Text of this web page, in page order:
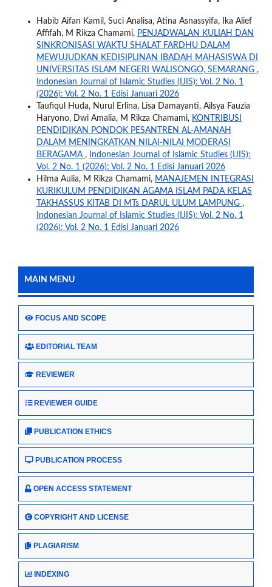
Habib Aifan Kamil, Suci Analisa, Atina Asnassyifa, Ika Alief
Affifah, M Rikza Chamami, PENJADWALAN KULIAH DAN
SINKRONISASI WAKTU SHALAT FARDHU DALAM
MEWUJUDKAN KEDISIPLINAN IBADAH MAHASISWA DI
UNIVERSITAS ISLAM NEGERI WALISONGO, SEMARANG ,
Indonesian Journal of Islamic Studies (IJIS): Vol. 2 No. 1
(2026): Vol. 2 No. 1 Edisi Januari 2026
Taufiqul Huda, Nurul Erlina, Lisa Damayanti, Ailsya Fauzia
Haryono, Dwi Amalia, M Rikza Chamami, KONTRIBUSI
PENDIDIKAN PONDOK PESANTREN AL-AMANAH
DALAM MENINGKATKAN NILAI-NILAI MODERASI
BERAGAMA ,
Indonesian Journal of Islamic Studies (IJIS):
Vol. 2 No. 1 (2026): Vol. 2 No. 1 Edisi Januari 2026
Hilma Aulia, M Rikza Chamami, MANAJEMEN INTEGRASI
KURIKULUM PENDIDIKAN AGAMA ISLAM PADA KELAS
TAKHASSUS KITAB DI MTs DARUL ULUM LAMPUNG ,
Indonesian Journal of Islamic Studies (IJIS): Vol. 2 No. 1
(2026): Vol. 2 No. 1 Edisi Januari 2026
MAIN MENU
FOCUS AND SCOPE
EDITORIAL TEAM
REVIEWER
REVIEWER GUIDE
PUBLICATION ETHICS
PUBLICATION PROCESS
OPEN ACCESS STATEMENT
COPYRIGHT AND LICENSE
PLAGIARISM
INDEXING